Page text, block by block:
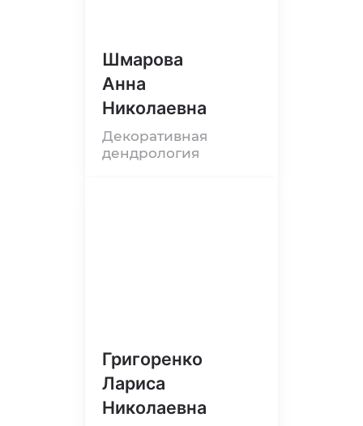
Шмарова
Анна
Николаевна
Декоративная
дендрология
Григоренко
Лариса
Николаевна